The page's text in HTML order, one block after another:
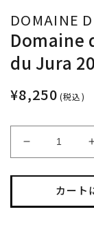
DOMAINE
Domaine
du Jura
¥8,250 (税込)
Domaine
de
la
Touraize
/
/
カート